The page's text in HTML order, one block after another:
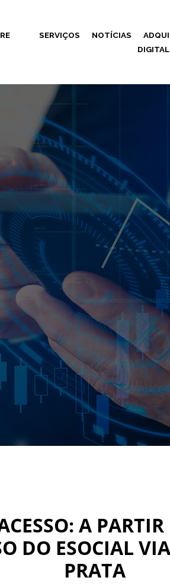
SERVIÇOS NOTÍCIAS
DIGITAL
A
DO ESOCIAL
PRATA